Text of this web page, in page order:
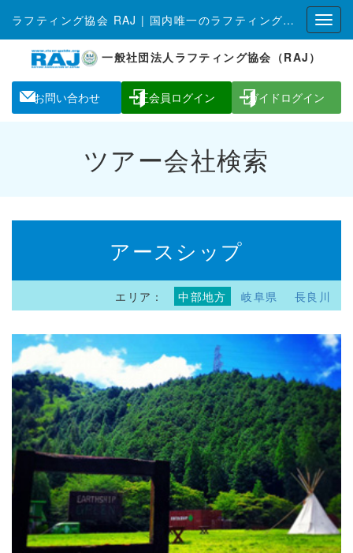
ラフティング協会 RAJ | 国内唯一のラフティング全国組織
一般社団法人ラフティング協会（RAJ）
お問い合わせ 正会員ログイン ガイドログイン
ツアー会社検索
アースシップ
エリア： 中部地方 岐阜県 長良川